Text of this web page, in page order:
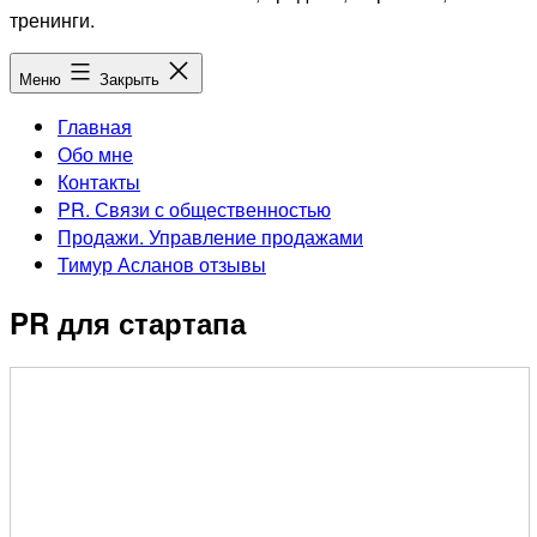
тренинги.
Меню Закрыть
Главная
Обо мне
Контакты
PR. Связи с общественностью
Продажи. Управление продажами
Тимур Асланов отзывы
PR для стартапа